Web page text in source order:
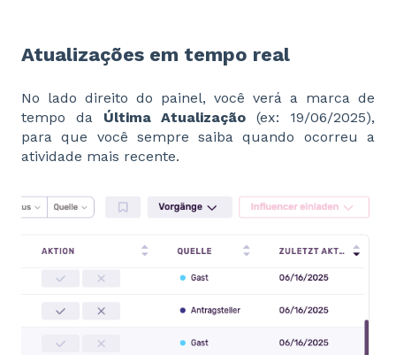
Atualizações em tempo real
No lado direito do painel, você verá a marca de
tempo da Última Atualização (ex: 19/06/2025),
para que você sempre saiba quando ocorreu a
atividade mais recente.